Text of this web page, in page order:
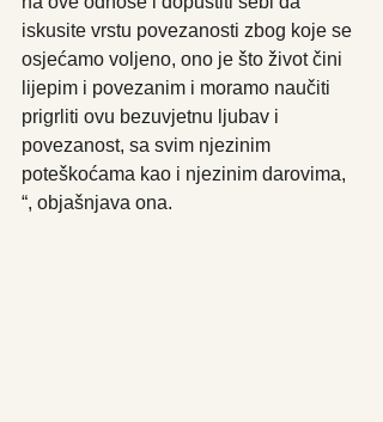
iskusite vrstu povezanosti zbog koje se
osjećamo voljeno, ono je što život čini
lijepim i povezanim i moramo naučiti
prigrliti ovu bezuvjetnu ljubav i
povezanost, sa svim njezinim
poteškoćama kao i njezinim darovima,
“, objašnjava ona.